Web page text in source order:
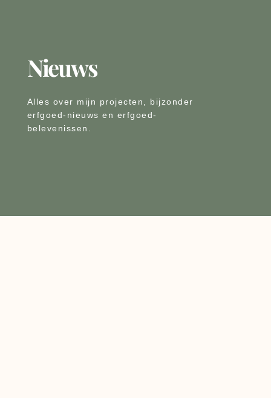
Nieuws
Alles over mijn projecten, bijzonder
erfgoed-nieuws en erfgoed-
belevenissen.